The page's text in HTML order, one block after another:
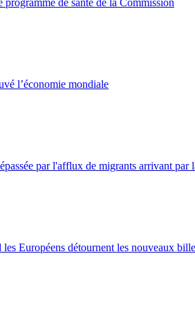
programme de santé de la Commission
l’économie mondiale
par l'afflux de migrants arrivant par
les Européens détournent les nouveaux